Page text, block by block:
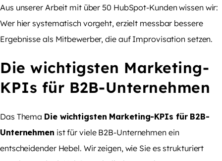
Aus unserer Arbeit mit über 50 HubSpot-Kunden wissen wir:
Wer hier systematisch vorgeht, erzielt messbar bessere
Ergebnisse als Mitbewerber, die auf Improvisation setzen.
Die wichtigsten Marketing-
KPIs für B2B-Unternehmen
Das Thema Die wichtigsten Marketing-KPIs für B2B-
Unternehmen ist für viele B2B-Unternehmen ein
entscheidender Hebel. Wir zeigen, wie Sie es strukturiert